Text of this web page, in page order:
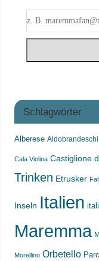
Schlagwörter
Alberese Aldobrandeschi
Cala Violina Castiglione
Trinken Etrusker
Inseln Italien
Maremma
Morellino Orbetello